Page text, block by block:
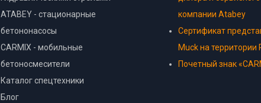
ATABEY - стационарные
бетононасосы
CARMIX - мобильные
бетоносмесители
Каталог спецтехники
Блог
компании Atabey
Сертификат
Muck на территории
Почетный знак